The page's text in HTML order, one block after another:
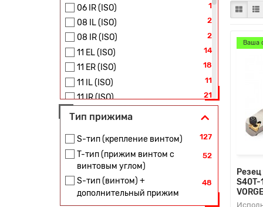
06 IR (ISO) 1
08 IL (ISO) 2
08 IR (ISO) 2
11 EL (ISO) 14
11 ER (ISO) 18
11 IL (ISO) 11
11 IR (ISO) 21
16 EL (0,35-3)(ISO METRIC)
16 EL (ISO) 17
16 EL (SANDVIK) 3
16 ER (0,35-3)(ISO METRIC)
16 ER (1,5-3 TR) 1
Тип прижима
S-тип (крепление винтом) 127
T-тип (прижим винтом с
винтовым углом)
52
S-тип (винтом) +
дополнительный прижим
48
Ваша
S40T-